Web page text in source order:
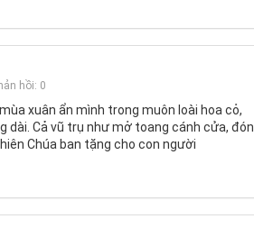
hồi: 0
xuân ẩn mình trong muôn loài hoa cỏ,
Cả vũ trụ như mở toang cánh cửa, đón
Chúa ban tặng cho con người